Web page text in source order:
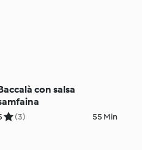
con salsa
(3) 55 Min